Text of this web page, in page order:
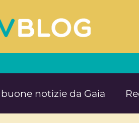
buone notizie da Gaia